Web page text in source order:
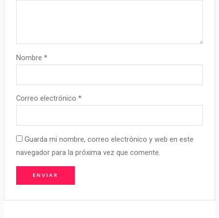
Nombre*
Correo electrónico*
Guarda mi nombre, correo electrónico y web en este
navegador para la próxima vez que comente.